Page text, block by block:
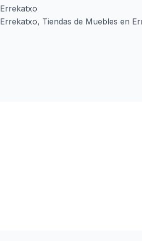
Errekatxo
Errekatxo, Tiendas de Muebles en